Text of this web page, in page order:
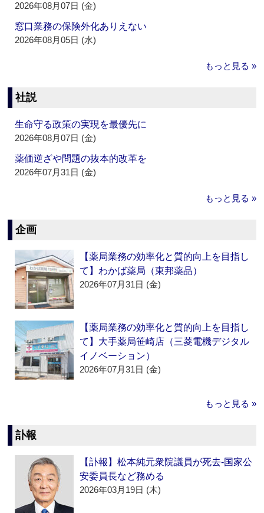
2026年08月07日 (金)
窓口業務の保険外化ありえない
2026年08月05日 (水)
もっと見る »
社説
生命守る政策の実現を最優先に
2026年08月07日 (金)
薬価逆ざや問題の抜本的改革を
2026年07月31日 (金)
もっと見る »
企画
【薬局業務の効率化と質的向上を目指し
て】わかば薬局（東邦薬品）
2026年07月31日 (金)
【薬局業務の効率化と質的向上を目指し
て】大手薬局笹崎店（三菱電機デジタル
イノベーション）
2026年07月31日 (金)
もっと見る »
訃報
【訃報】松本純元衆院議員が死去‐国家公
安委員長など務める
2026年03月19日 (木)